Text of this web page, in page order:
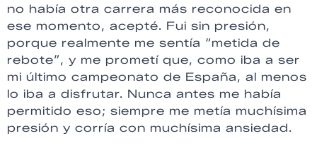
no había otra carrera más reconocida en
ese momento, acepté. Fui sin presión,
porque realmente me sentía “metida de
rebote”, y me prometí que, como iba a ser
mi último campeonato de España, al menos
lo iba a disfrutar. Nunca antes me había
permitido eso; siempre me metía muchísima
presión y corría con muchísima ansiedad.